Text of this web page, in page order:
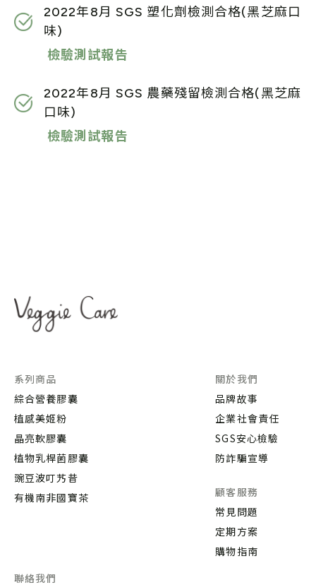
2022年8月 SGS 塑化劑檢測合格(黑芝麻口
味)
檢驗測試報告
2022年8月 SGS 農藥殘留檢測合格(黑芝麻
口味)
檢驗測試報告
系列商品
綜合營養膠囊
植感美姬粉
晶亮軟膠囊
植物乳桿菌膠囊
豌豆波叮艿昔
有機南非國寶茶
關於我們
品牌故事
企業社會責任
SGS安心檢驗
防詐騙宣導
顧客服務
常見問題
定期方案
購物指南
聯絡我們